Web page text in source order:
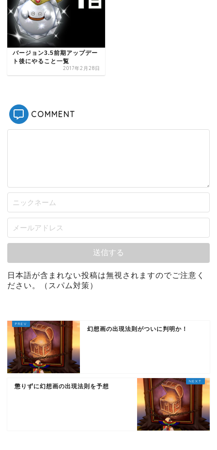
バージョン3.5前期アップデー
ト後にやること一覧
2017年2月28日
COMMENT
日本語が含まれない投稿は無視されますのでご注意く
ださい。（スパム対策）
幻想画の出現法則がついに判明か！
懲りずに幻想画の出現法則を予想